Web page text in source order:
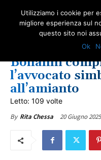
AMIANTO E SOCIETÀ
Bonanni
l’avvocato
all’amianto
Letto: 109 volte
By Rita Chessa 20 Giugno 2025
Utilizziamo i cookie per
migliore esperienza sul
questo sito noi
Ok